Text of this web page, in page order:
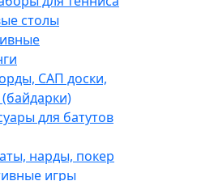
столы
САП доски,
для батутов
нарды, покер
игры